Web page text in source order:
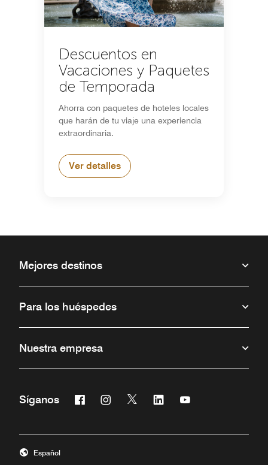
Descuentos en
Vacaciones y Paquetes
de Temporada
Ahorra con paquetes de hoteles locales
que harán de tu viaje una experiencia
extraordinaria.
Ver detalles
Mejores destinos
Para los huéspedes
Nuestra empresa
Síganos Facebook
Abre una ventana nueva
Instagram
Abre una ventana nueva
Twitter
Abre una ventana nueva
Linkedin
Abre una ventana nueva
Abre una ventana
Español